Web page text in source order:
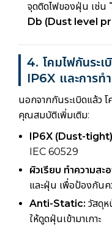
จุดติดไฟของฝุ่น เช่น
Db (Dust level
4. โคมไฟกันระเ
IP6X และการท
นอกจากกันระเบิดแล้ว
คุณสมบัติเพิ่มเติม:
IP6X (Dust-
IEC 60529
ผิวเรียบ ทำความสะ
และฝุ่น เพื่อป้องกันค
Anti-Static: วัสดุห
ให้ดูดฝุ่นเข้ามาเกาะ